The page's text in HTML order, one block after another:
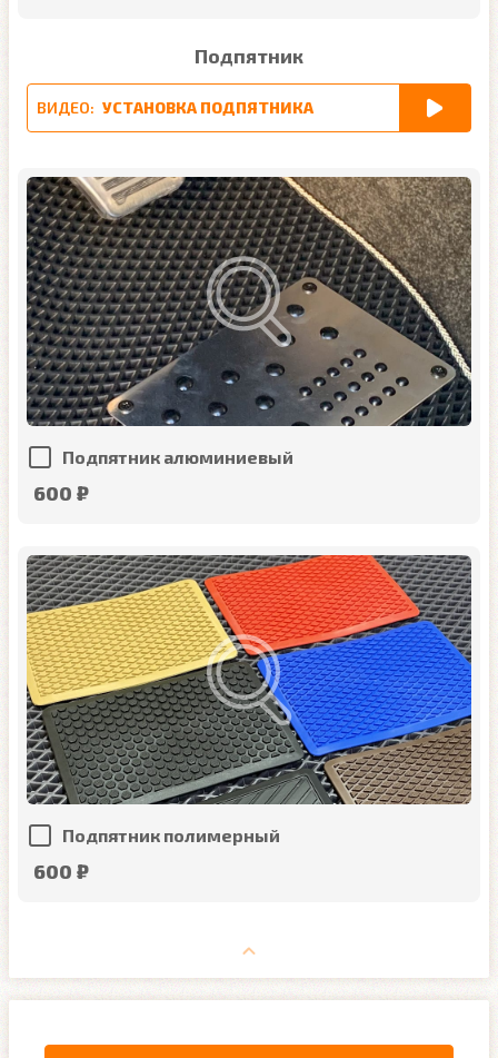
Подпятник
ВИДЕО: УСТАНОВКА ПОДПЯТНИКА
Подпятник алюминиевый
600 ₽
Подпятник полимерный
600 ₽